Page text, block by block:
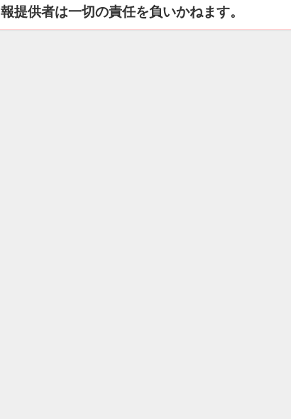
報提供者は一切の責任を負いかねます。